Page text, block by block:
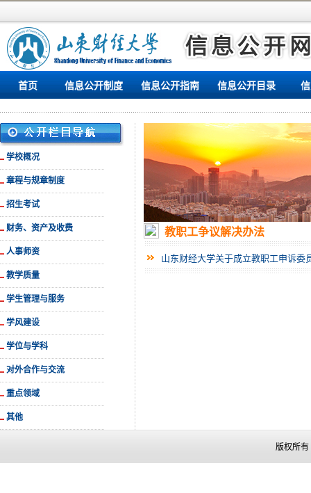
首页 信息公开制度 信息公开指南 信息公开目录
学校概况
章程与规章制度
招生考试
财务、资产及收费
人事师资
教学质量
学生管理与服务
学风建设
学位与学科
对外合作与交流
重点领域
其他
教职工争议解决办法
山东财经大学关于成立教职工申诉委
版权所